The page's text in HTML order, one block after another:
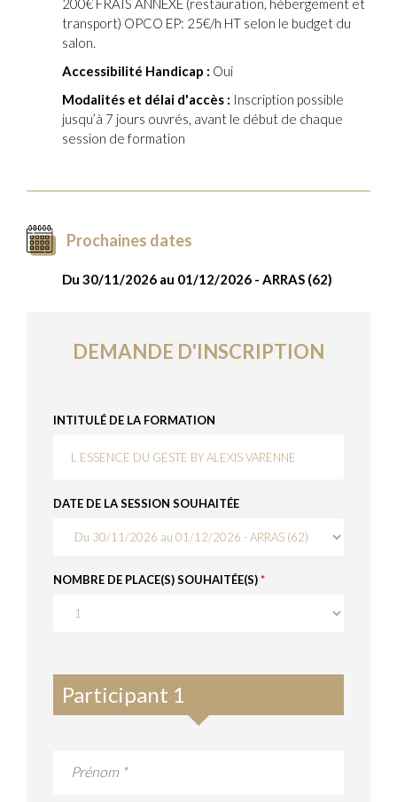
200€ FRAIS ANNEXE (restauration, hébergement et
transport) OPCO EP: 25€/h HT selon le budget du
salon.
Accessibilité Handicap : Oui
Modalités et délai d'accès : Inscription possible
jusqu’à 7 jours ouvrés, avant le début de chaque
session de formation
Prochaines dates
Du 30/11/2026 au 01/12/2026 - ARRAS (62)
DEMANDE D'INSCRIPTION
INTITULÉ DE LA FORMATION
DATE DE LA SESSION SOUHAITÉE
NOMBRE DE PLACE(S) SOUHAITÉE(S) *
Participant 1